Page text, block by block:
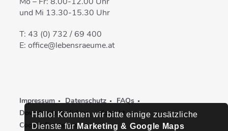
und Mi 13.30-15.30 Uhr
T:43 (0) 732 / 69 400
E:office@lebensraeume.at
Impressum Datenschutz
FAQs
Downloads & Videos
Kontakt
Cookie-Einstellungen
Hallo! Könnten wir bitte einige zusätzliche
Dienste für Marketing & Google Maps